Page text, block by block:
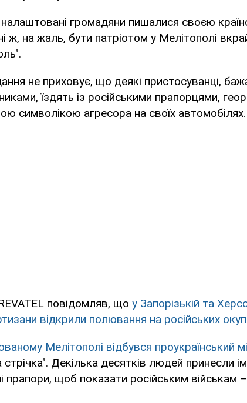
громадяни пишалися своєю
ж, на жаль, бути патріотом у Мелітополі
не приховує, що деякі пристосуванці,
їздять із російськими прапорцями,
символікою агресора на своїх автомобілях.
повідомляв, що у Запорізькій та
відкрили полювання на російських
Мелітополі відбувся проукраїнський
Декілька десятків людей принесли
прапори, щоб показати російським військам